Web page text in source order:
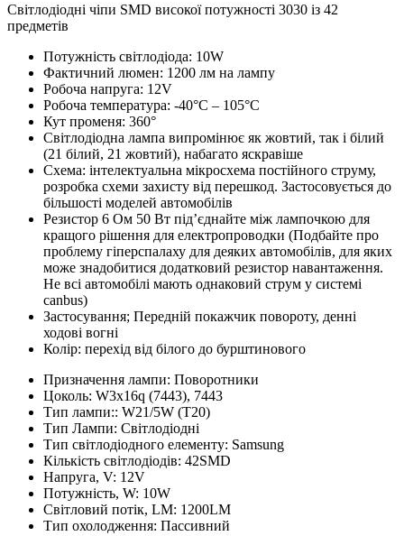
Світлодіодні чіпи SMD високої потужності 3030 із 42
предметів
Потужність світлодіода: 10W
Фактичний люмен: 1200 лм на лампу
Робоча напруга: 12V
Робоча температура: -40°C – 105°C
Кут променя: 360°
Світлодіодна лампа випромінює як жовтий, так і білий
(21 білий, 21 жовтий), набагато яскравіше
Схема: інтелектуальна мікросхема постійного струму,
розробка схеми захисту від перешкод. Застосовується до
більшості моделей автомобілів
Резистор 6 Ом 50 Вт під’єднайте між лампочкою для
кращого рішення для електропроводки (Подбайте про
проблему гіперспалаху для деяких автомобілів, для яких
може знадобитися додатковий резистор навантаження.
Не всі автомобілі мають однаковий струм у системі
canbus)
Застосування; Передній покажчик повороту, денні
ходові вогні
Колір: перехід від білого до бурштинового
Призначення лампи: Поворотники
Цоколь: W3x16q (7443), 7443
Тип лампи:: W21/5W (T20)
Тип Лампи: Світлодіодні
Тип світлодіодного елементу: Samsung
Кількість світлодіодів: 42SMD
Напруга, V: 12V
Потужність, W: 10W
Світловий потік, LM: 1200LM
Тип охолодження: Пассивний